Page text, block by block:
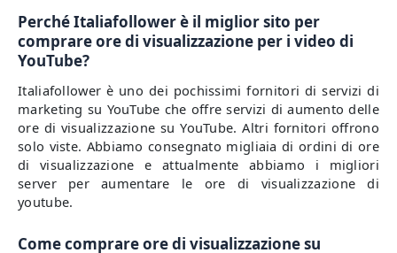
Perché Italiafollower è il miglior sito per
comprare ore di visualizzazione per i video di
YouTube?
Italiafollower è uno dei pochissimi fornitori di servizi di
marketing su YouTube che offre servizi di aumento delle
ore di visualizzazione su YouTube. Altri fornitori offrono
solo viste. Abbiamo consegnato migliaia di ordini di ore
di visualizzazione e attualmente abbiamo i migliori
server per aumentare le ore di visualizzazione di
youtube.
Come comprare ore di visualizzazione su